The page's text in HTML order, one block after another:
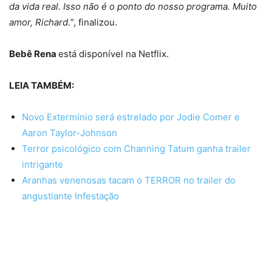
da vida real. Isso não é o ponto do nosso programa. Muito
amor, Richard.”, finalizou.
Bebê Rena está disponível na Netflix.
LEIA TAMBÉM:
Novo Extermínio será estrelado por Jodie Comer e
Aaron Taylor-Johnson
Terror psicológico com Channing Tatum ganha trailer
intrigante
Aranhas venenosas tacam o TERROR no trailer do
angustiante Infestação